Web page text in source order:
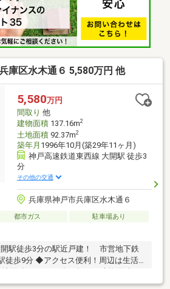
庫区水木通６ 5,580万円 他
5,580万円
間取り 他
建物面積137.16m2
土地面積92.37m2
築年月 1996年10月(築29年11ヶ月)
神戸高速鉄道東西線 大開駅 徒歩3
分
その他の交通
兵庫県神戸市兵庫区水木通６
都市ガス
駐車場あり
駅徒歩3分の駅近戸建！ 市営地下鉄
徒歩9分 ◆アクセス便利！周辺は生活
事務所（倉庫）付住宅！住居利用も可